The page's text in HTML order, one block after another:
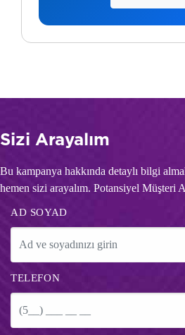
Sizi Arayalım
Bu kampanya hakkında detaylı bilgi
hemen sizi arayalım. Potansiyel Müşteri
AD SOYAD
TELEFON